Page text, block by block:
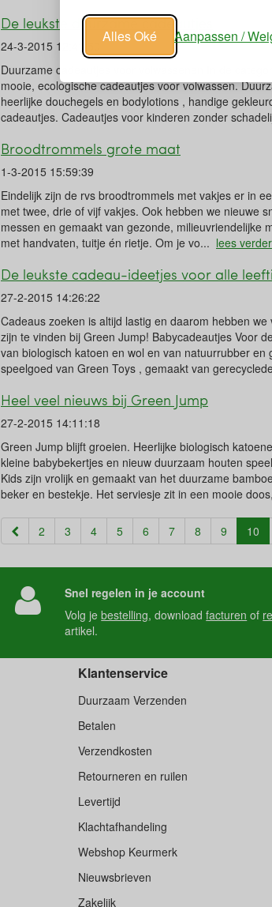
Alles Oké Aanpassen /
De leukste duurzame cadeautjes
24-3-2015 12:41:50
Duurzame cadeautjes voor volwassenen In de
mooie, ecologische cadeautjes voor volwassen.
heerlijke douchegels en bodylotions , handige
cadeautjes. Cadeautjes voor kinderen zonder
Broodtrommels grote maat
1-3-2015 15:59:39
Eindelijk zijn de rvs broodtrommels met vakjes er in
met twee, drie of vijf vakjes. Ook hebben we nieuwe
messen en gemaakt van gezonde, milieuvriendelijke
met handvaten, tuitje én rietje. Om je vo... lees verder
De leukste cadeau-ideetjes voor alle
27-2-2015 14:26:22
Cadeaus zoeken is altijd lastig en daarom hebben
zijn te vinden bij Green Jump! Babycadeautjes Voor
van biologisch katoen en wol en van natuurrubber
speelgoed van Green Toys , gemaakt van
Heel veel nieuws bij Green Jump
27-2-2015 14:11:18
Green Jump blijft groeien. Heerlijke biologisch
kleine babybekertjes en nieuw duurzaam houten
Kids zijn vrolijk en gemaakt van het duurzame
beker en bestekje. Het serviesje zit in een mooie
2 3 4 5 6 7 8 9 10
Snel regelen in je account
Volg jebestelling, downloadfacturen of
artikel.
Klantenservice
Duurzaam Verzenden
Betalen
Verzendkosten
Retourneren en ruilen
Levertijd
Klachtafhandeling
Webshop Keurmerk
Nieuwsbrieven
Zakelijk